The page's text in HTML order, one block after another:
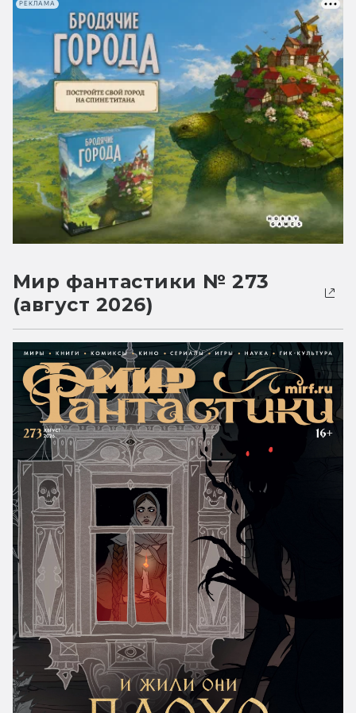
РЕКЛАМА
Мир фантастики № 273
(август 2026)